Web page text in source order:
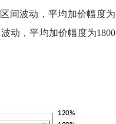
间波动，平均加价幅度为
动，平均加价幅度为1800